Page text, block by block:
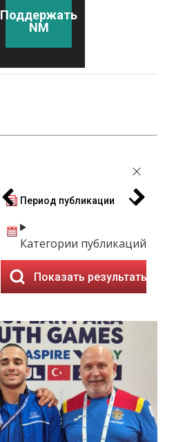
Поддержать
NM
Период публикации
Категории публикаций
Показать результаты